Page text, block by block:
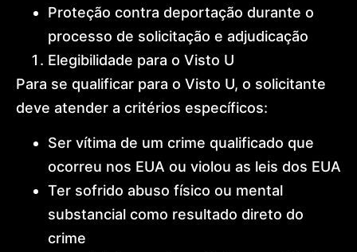
Proteção contra deportação durante o
processo de solicitação e adjudicação
Elegibilidade para o Visto U
Para se qualificar para o Visto U, o solicitante
deve atender a critérios específicos:
Ser vítima de um crime qualificado que
ocorreu nos EUA ou violou as leis dos EUA
Ter sofrido abuso físico ou mental
substancial como resultado direto do
crime